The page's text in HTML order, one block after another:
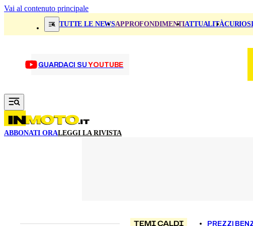
Vai al contenuto principale
TUTTE LE NEWSAPPROFONDIMENTIATTUALITÀ
GUARDACI SUYOUTUBE
ABBONATI ORALEGGI LA RIVISTA
TEMI CALDI PREZZI